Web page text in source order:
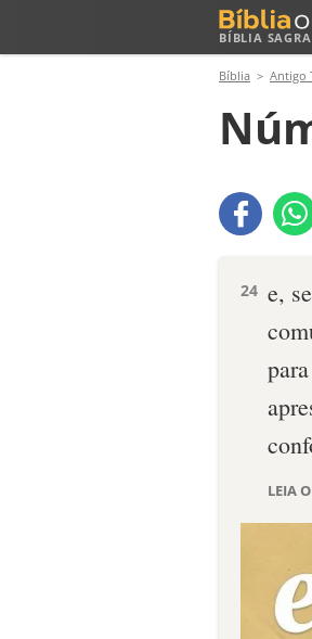
BÍBLIA
Bíblia Antigo
24 e,
LEIA